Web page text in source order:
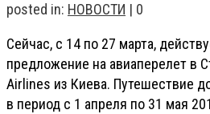
posted in: НОВОСТИ | 0
Сейчас, с 14 по 27 марта,
предложение на авиаперелет в
Airlines из Киева. Путешествие
в период с 1 апреля по 31 мая